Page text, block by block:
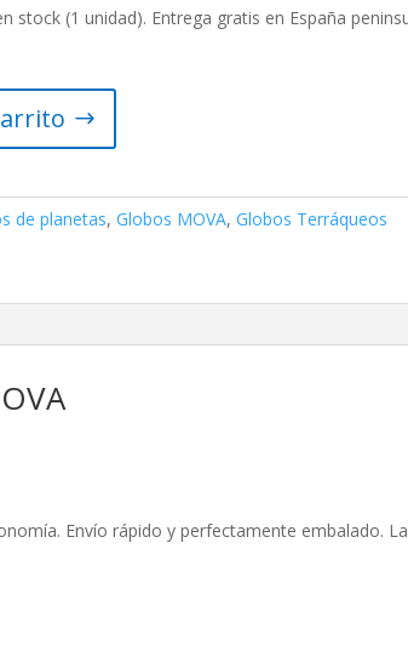
stock (1 unidad). Entrega gratis en España
de planetas, Globos MOVA, Globos Terráqueos
Envío rápido y perfectamente embalado. La